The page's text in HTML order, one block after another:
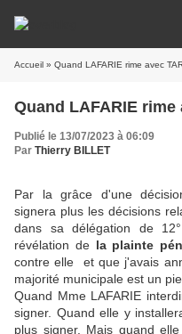
Accueil » Quand LAFARIE rime avec
Quand LAFARIE rime
Publié le 13/07/2023 à 06:09
Par Thierry BILLET
Par la grâce d'une
signera plus les décisions
dans sa délégation de
révélation de la plainte
contre elle et que j'avais
majorité municipale est un
Quand Mme LAFARIE
signer. Quand elle y
plus signer. Mais quand